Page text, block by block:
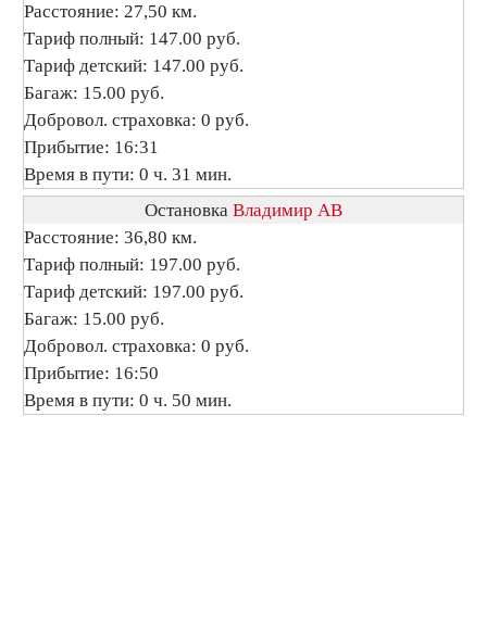
Расстояние: 27,50 км.
Тариф полный: 147.00 руб.
Тариф детский: 147.00 руб.
Багаж: 15.00 руб.
Добровол. страховка: 0 руб.
Прибытие: 16:31
Время в пути: 0 ч. 31 мин.
Остановка Владимир АВ
Расстояние: 36,80 км.
Тариф полный: 197.00 руб.
Тариф детский: 197.00 руб.
Багаж: 15.00 руб.
Добровол. страховка: 0 руб.
Прибытие: 16:50
Время в пути: 0 ч. 50 мин.